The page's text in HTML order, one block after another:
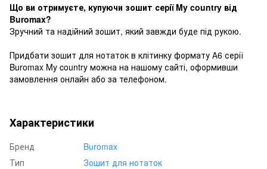
Що ви отримуєте, купуючи зошит серії My country від
Buromax?
Зручний та надійний зошит, який завжди буде під рукою.
Придбати зошит для нотаток в клітинку формату А6 серії
Buromax My country можна на нашому сайті, оформивши
замовлення онлайн або за телефоном.
Характеристики
Бренд
Buromax
Тип
Зошит для нотаток